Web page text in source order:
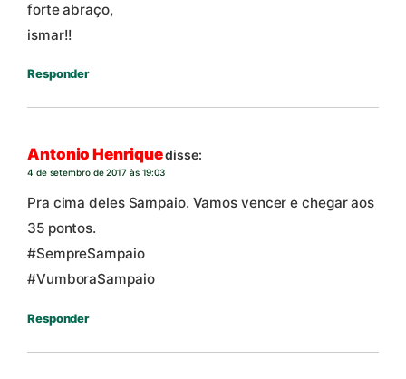
forte abraço,
ismar!!
Responder
Antonio Henriquedisse:
4 de setembro de 2017 às 19:03
Pra cima deles Sampaio. Vamos vencer e chegar aos
35 pontos.
#SempreSampaio
#VumboraSampaio
Responder